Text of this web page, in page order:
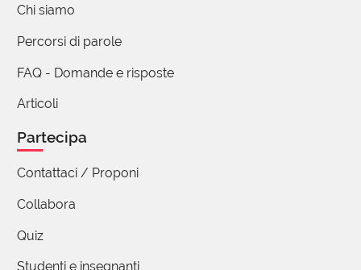
Chi siamo
Percorsi di parole
FAQ - Domande e risposte
Articoli
Partecipa
Contattaci / Proponi
Collabora
Quiz
Studenti e insegnanti